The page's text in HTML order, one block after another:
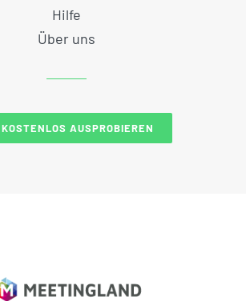
Hilfe
Über uns
KOSTENLOS AUSPROBIEREN